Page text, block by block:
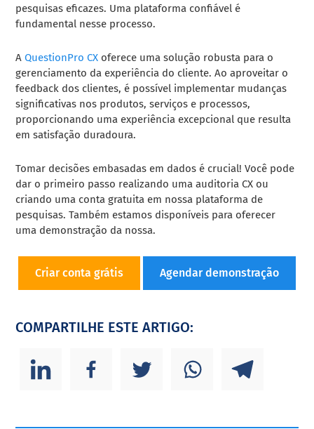
pesquisas eficazes. Uma plataforma confiável é
fundamental nesse processo.
A QuestionPro CX oferece uma solução robusta para o
gerenciamento da experiência do cliente. Ao aproveitar o
feedback dos clientes, é possível implementar mudanças
significativas nos produtos, serviços e processos,
proporcionando uma experiência excepcional que resulta
em satisfação duradoura.
Tomar decisões embasadas em dados é crucial! Você pode
dar o primeiro passo realizando uma auditoria CX ou
criando uma conta gratuita em nossa plataforma de
pesquisas. Também estamos disponíveis para oferecer
uma demonstração da nossa.
Criar conta grátis Agendar demonstração
COMPARTILHE ESTE ARTIGO: